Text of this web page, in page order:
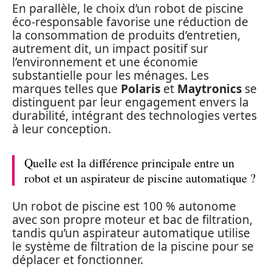
En parallèle, le choix d’un robot de piscine
éco-responsable favorise une réduction de
la consommation de produits d’entretien,
autrement dit, un impact positif sur
l’environnement et une économie
substantielle pour les ménages. Les
marques telles que Polaris et Maytronics se
distinguent par leur engagement envers la
durabilité, intégrant des technologies vertes
à leur conception.
Quelle est la différence principale entre un
robot et un aspirateur de piscine automatique ?
Un robot de piscine est 100 % autonome
avec son propre moteur et bac de filtration,
tandis qu’un aspirateur automatique utilise
le système de filtration de la piscine pour se
déplacer et fonctionner.